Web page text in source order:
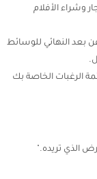
وشراء الأفلام
بعد النهائي للوسائط
الرغبات الخاصة بك
الذي تريده."